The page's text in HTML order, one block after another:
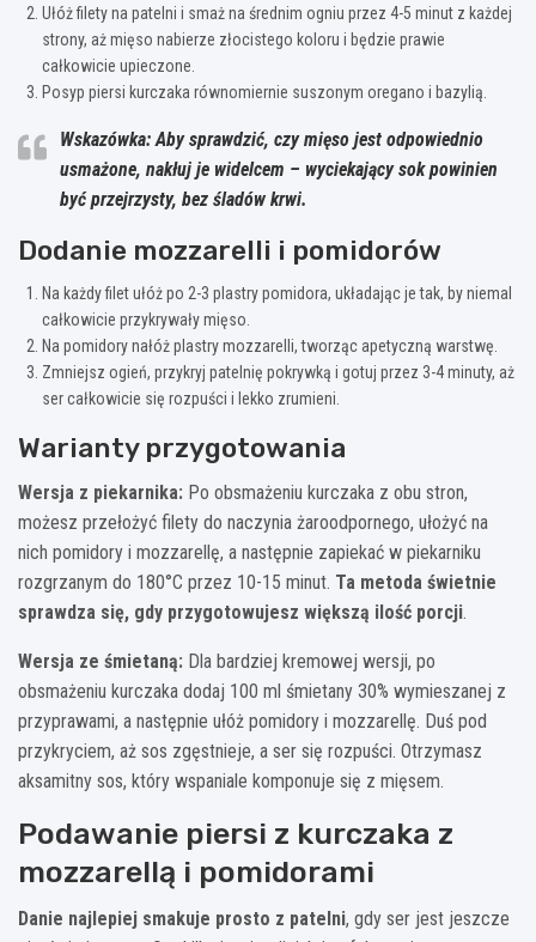
Ułóż filety na patelni i smaż na średnim ogniu przez 4-5 minut z każdej
strony, aż mięso nabierze złocistego koloru i będzie prawie
całkowicie upieczone.
Posyp piersi kurczaka równomiernie suszonym oregano i bazylią.
Wskazówka: Aby sprawdzić, czy mięso jest odpowiednio
usmażone, nakłuj je widelcem – wyciekający sok powinien
być przejrzysty, bez śladów krwi.
Dodanie mozzarelli i pomidorów
Na każdy filet ułóż po 2-3 plastry pomidora, układając je tak, by niemal
całkowicie przykrywały mięso.
Na pomidory nałóż plastry mozzarelli, tworząc apetyczną warstwę.
Zmniejsz ogień, przykryj patelnię pokrywką i gotuj przez 3-4 minuty, aż
ser całkowicie się rozpuści i lekko zrumieni.
Warianty przygotowania
Wersja z piekarnika: Po obsmażeniu kurczaka z obu stron,
możesz przełożyć filety do naczynia żaroodpornego, ułożyć na
nich pomidory i mozzarellę, a następnie zapiekać w piekarniku
rozgrzanym do 180°C przez 10-15 minut. Ta metoda świetnie
sprawdza się, gdy przygotowujesz większą ilość porcji.
Wersja ze śmietaną: Dla bardziej kremowej wersji, po
obsmażeniu kurczaka dodaj 100 ml śmietany 30% wymieszanej z
przyprawami, a następnie ułóż pomidory i mozzarellę. Duś pod
przykryciem, aż sos zgęstnieje, a ser się rozpuści. Otrzymasz
aksamitny sos, który wspaniale komponuje się z mięsem.
Podawanie piersi z kurczaka z
mozzarellą i pomidorami
Danie najlepiej smakuje prosto z patelni, gdy ser jest jeszcze